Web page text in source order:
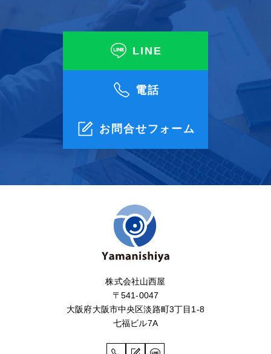
LINE
電話
お問合せフォーム
株式会社山西屋
〒541-0047
大阪府大阪市中央区淡路町3丁目1-8
七福ビル7A